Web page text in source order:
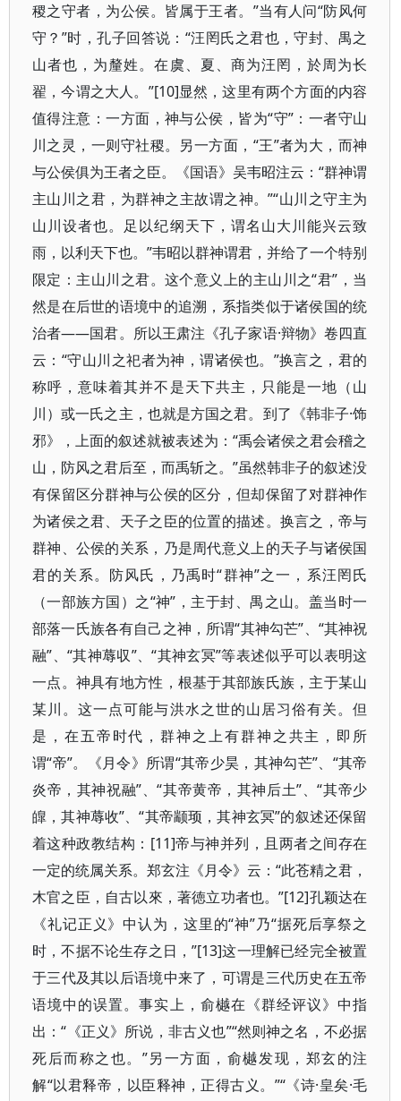
稷之守者，为公侯。皆属于王者。”当有人问“防风何
守？”时，孔子回答说：“汪罔氏之君也，守封、禺之
山者也，为釐姓。在虞、夏、商为汪罔，於周为长
翟，今谓之大人。”[10]显然，这里有两个方面的内容
值得注意：一方面，神与公侯，皆为“守”：一者守山
川之灵，一则守社稷。另一方面，“王”者为大，而神
与公侯俱为王者之臣。《国语》吴韦昭注云：“群神谓
主山川之君，为群神之主故谓之神。”“山川之守主为
山川设者也。足以纪纲天下，谓名山大川能兴云致
雨，以利天下也。”韦昭以群神谓君，并给了一个特别
限定：主山川之君。这个意义上的主山川之“君”，当
然是在后世的语境中的追溯，系指类似于诸侯国的统
治者——国君。所以王肃注《孔子家语·辩物》卷四直
云：“守山川之祀者为神，谓诸侯也。”换言之，君的
称呼，意味着其并不是天下共主，只能是一地（山
川）或一氏之主，也就是方国之君。到了《韩非子·饰
邪》，上面的叙述就被表述为：“禹会诸侯之君会稽之
山，防风之君后至，而禹斩之。”虽然韩非子的叙述没
有保留区分群神与公侯的区分，但却保留了对群神作
为诸侯之君、天子之臣的位置的描述。换言之，帝与
群神、公侯的关系，乃是周代意义上的天子与诸侯国
君的关系。防风氏，乃禹时“群神”之一，系汪罔氏
（一部族方国）之“神”，主于封、禺之山。盖当时一
部落一氏族各有自己之神，所谓“其神勾芒”、“其神祝
融”、“其神蓐収”、“其神玄冥”等表述似乎可以表明这
一点。神具有地方性，根基于其部族氏族，主于某山
某川。这一点可能与洪水之世的山居习俗有关。但
是，在五帝时代，群神之上有群神之共主，即所
谓“帝”。《月令》所谓“其帝少昊，其神勾芒”、“其帝
炎帝，其神祝融”、“其帝黄帝，其神后土”、“其帝少
皥，其神蓐收”、“其帝颛顼，其神玄冥”的叙述还保留
着这种政教结构：[11]帝与神并列，且两者之间存在
一定的统属关系。郑玄注《月令》云：“此苍精之君，
木官之臣，自古以來，著徳立功者也。”[12]孔颖达在
《礼记正义》中认为，这里的“神”乃“据死后享祭之
时，不据不论生存之日，”[13]这一理解已经完全被置
于三代及其以后语境中来了，可谓是三代历史在五帝
语境中的误置。事实上，俞樾在《群经评议》中指
出：“《正义》所说，非古义也”“然则神之名，不必据
死后而称之也。”另一方面，俞樾发现，郑玄的注
解“以君释帝，以臣释神，正得古义。”“《诗·皇矣·毛